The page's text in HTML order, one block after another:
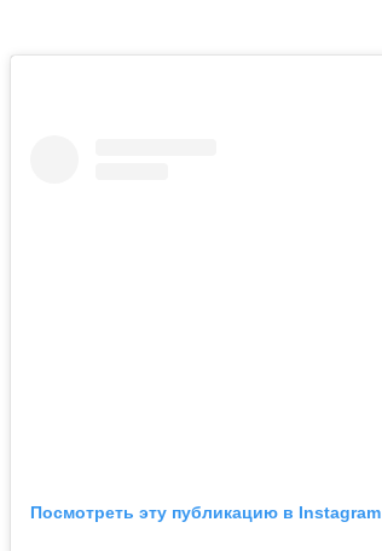
Посмотреть эту публикацию в Instagram